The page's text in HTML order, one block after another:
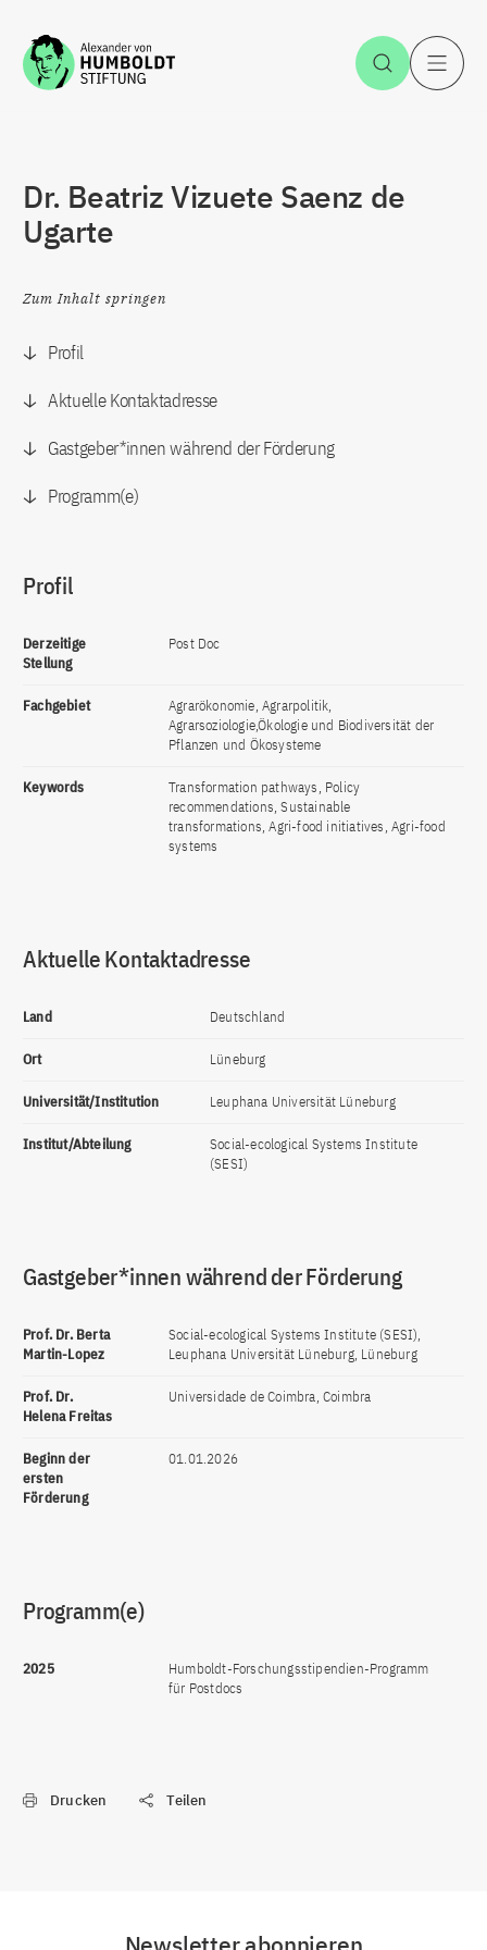
Zum Inhalt springen Suche
Dr. Beatriz Vizuete Saenz de
Ugarte
Zum Inhalt springen
Profil
Aktuelle Kontaktadresse
Gastgeber*innen während der Förderung
Programm(e)
Profil
Derzeitige
Stellung
Post Doc
Fachgebiet
Agrarökonomie, Agrarpolitik,
Agrarsoziologie,Ökologie und Biodiversität der
Pflanzen und Ökosysteme
Keywords
Transformation pathways, Policy
recommendations, Sustainable
transformations, Agri-food initiatives, Agri-food
systems
Aktuelle Kontaktadresse
Land Deutschland
Ort Lüneburg
Universität/Institution Leuphana Universität Lüneburg
Institut/Abteilung
Social-ecological Systems Institute
(SESI)
Gastgeber*innen während der Förderung
Prof. Dr. Berta
Martin-Lopez
Social-ecological Systems Institute (SESI),
Leuphana Universität Lüneburg, Lüneburg
Prof. Dr.
Helena Freitas
Universidade de Coimbra, Coimbra
Beginn der
ersten
Förderung
01.01.2026
Programm(e)
2025
Humboldt-Forschungsstipendien-Programm
für Postdocs
Drucken Teilen